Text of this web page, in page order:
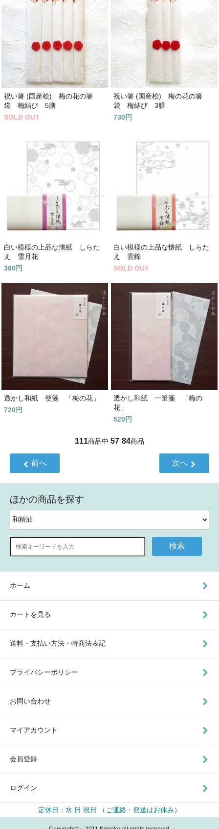
祝い箸 (国産桧) 梅の花の箸
袋 梅結び 5膳
SOLD OUT
祝い箸 (国産桧) 梅の花の箸
袋 梅結び 3膳
730円
白い模様の上品な懐紙 しらた
え 雪月花
380円
白い模様の上品な懐紙 しらた
え 雲錦
SOLD OUT
透かし和紙 便箋 「梅の花」
720円
透かし和紙 一筆箋 「梅の
花」
520円
111商品中 57-84商品
前へ 次へ
ほかの商品を探す
検索
ホーム
カートを見る
送料・支払い方法・特商法表記
プライバシーポリシー
お問い合わせ
マイアカウント
会員登録
ログイン
定休日：水.日.祝日 （ご連絡・発送はお休み）